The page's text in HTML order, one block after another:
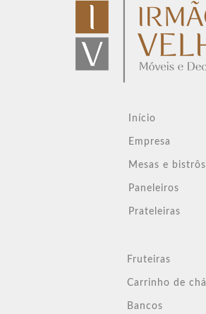
Início
Empresa
Mesas e bistrôs
Paneleiros
Prateleiras
Fruteiras
Carrinho de chá
Bancos